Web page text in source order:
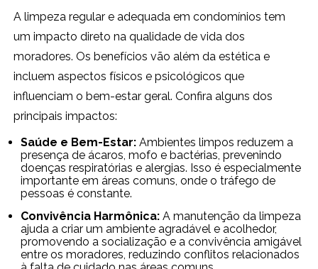
A limpeza regular e adequada em condomínios tem
um impacto direto na qualidade de vida dos
moradores. Os benefícios vão além da estética e
incluem aspectos físicos e psicológicos que
influenciam o bem-estar geral. Confira alguns dos
principais impactos:
Saúde e Bem-Estar: Ambientes limpos reduzem a
presença de ácaros, mofo e bactérias, prevenindo
doenças respiratórias e alergias. Isso é especialmente
importante em áreas comuns, onde o tráfego de
pessoas é constante.
Convivência Harmônica: A manutenção da limpeza
ajuda a criar um ambiente agradável e acolhedor,
promovendo a socialização e a convivência amigável
entre os moradores, reduzindo conflitos relacionados